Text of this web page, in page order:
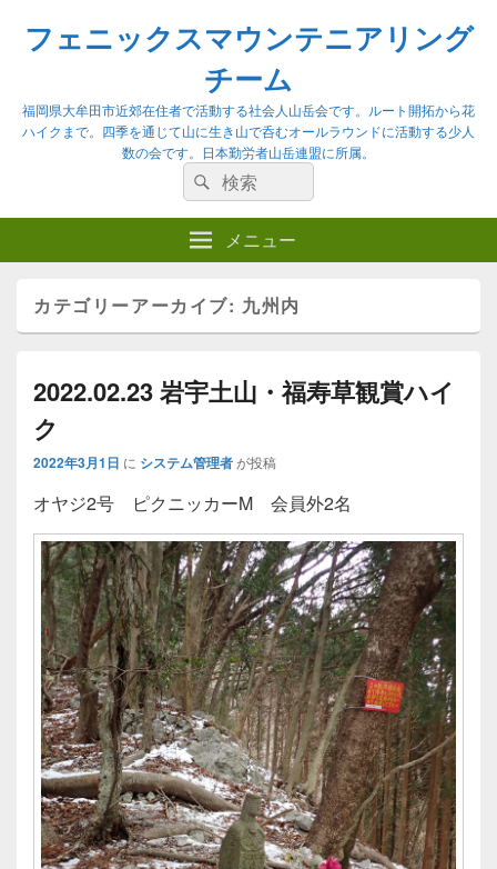
フェニックスマウンテニアリング
チーム
福岡県大牟田市近郊在住者で活動する社会人山岳会です。ルート開拓から花
ハイクまで。四季を通じて山に生き山で呑むオールラウンドに活動する少人
数の会です。日本勤労者山岳連盟に所属。
検
索:
検
索
メニュー
カテゴリーアーカイブ: 九州内
2022.02.23 岩宇土山・福寿草観賞ハイ
ク
2022年3月1日 に システム管理者が投稿
オヤジ2号 ピクニッカーM 会員外2名